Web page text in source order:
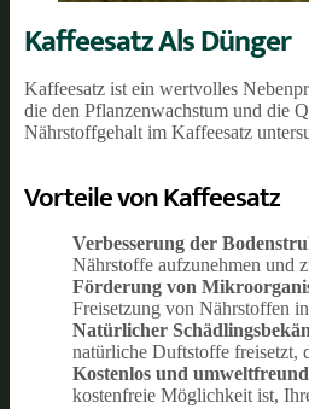
Kaffeesatz Als Dünger
Kaffeesatz ist ein wertvolles
die den Pflanzenwachstum und die
Nährstoffgehalt im Kaffeesatz
Vorteile von Kaffeesatz
Verbesserung der
Nährstoffe aufzunehmen und
Förderung von
Freisetzung von Nährstoffen
Natürlicher
natürliche Duftstoffe freisetzt,
Kostenlos und
kostenfreie Möglichkeit ist,